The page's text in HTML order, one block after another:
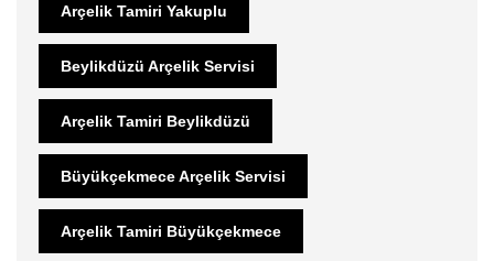
Arçelik Tamiri Yakuplu
Beylikdüzü Arçelik Servisi
Arçelik Tamiri Beylikdüzü
Büyükçekmece Arçelik Servisi
Arçelik Tamiri Büyükçekmece